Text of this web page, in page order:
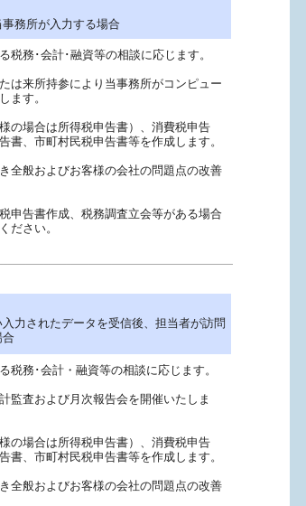
務所が入力する場合
税務･会計･融資等の相談に応じます。
は来所持参により当事務所がコンピュー
ます。
の場合は所得税申告書）、消費税申告
書、市町村民税申告書等を作成します。
全般およびお客様の会社の問題点の改善
申告書作成、税務調査立会等がある場合
ださい。
力されたデータを受信後、担当者が訪問
合
税務･会計・融資等の相談に応じます。
監査および月次報告会を開催いたしま
の場合は所得税申告書）、消費税申告
書、市町村民税申告書等を作成します。
全般およびお客様の会社の問題点の改善